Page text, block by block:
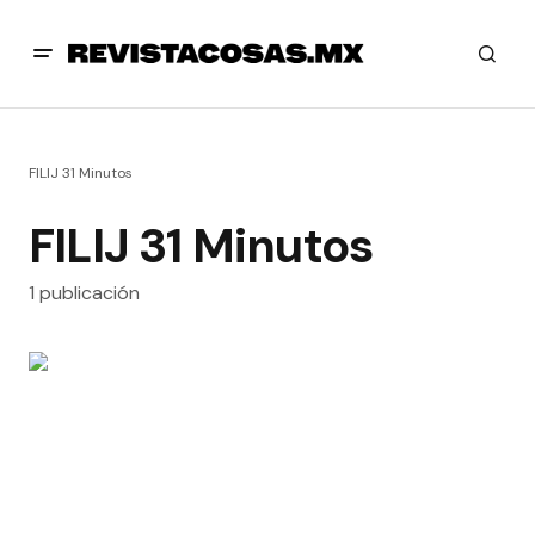
FILIJ 31 Minutos
FILIJ 31 Minutos
1 publicación